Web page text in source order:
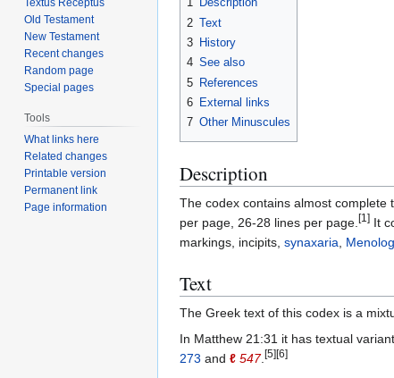
2 Text
3 History
4 See also
5 References
6 External links
7 Other Minuscules
Description
The codex contains almost complete
per page, 26-28 lines per page. [1] It
markings, incipits, synaxaria,
Text
The Greek text of this codex is a
In Matthew 21:31 it has textual
273 and ℓ 547. [5] [6]
Old Testament
New Testament
Recent changes
Random page
Special pages
Tools
What links here
Related changes
Printable version
Permanent link
Page information